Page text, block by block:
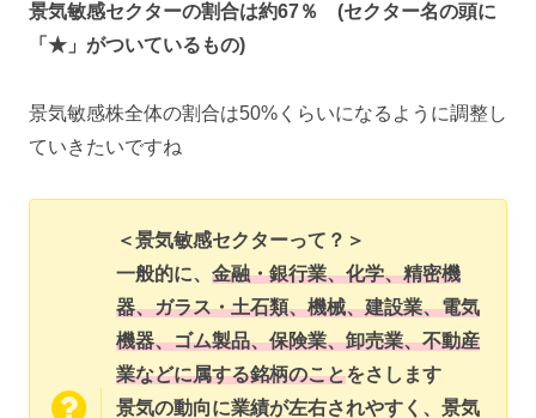
景気敏感セクターの割合は約67％ (セクター名の頭に
「★」がついているもの)
景気敏感株全体の割合は50%くらいになるように調整し
ていきたいですね
＜景気敏感セクターって？＞
一般的に、 金融・銀行業、化学、精密機
器、ガラス・土石類、機械、建設業、電気
機器、ゴム製品、保険業、卸売業、不動産
業などに属する銘柄のことをさします
景気の動向に業績が左右されやすく、景気